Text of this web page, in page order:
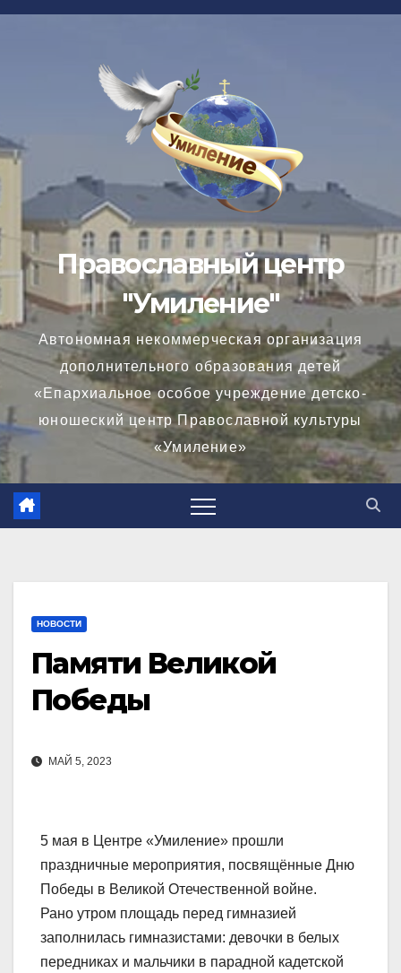
Перейти
Православный центр
"Умиление"
Автономная некоммерческая организация
дополнительного образования детей
«Епархиальное особое учреждение детско-
юношеский центр Православной культуры
«Умиление»
НОВОСТИ
Памяти Великой
Победы
МАЙ 5, 2023
5 мая в Центре «Умиление» прошли
праздничные мероприятия, посвящённые Дню
Победы в Великой Отечественной войне.
Рано утром площадь перед гимназией
заполнилась гимназистами: девочки в белых
передниках и мальчики в парадной кадетской